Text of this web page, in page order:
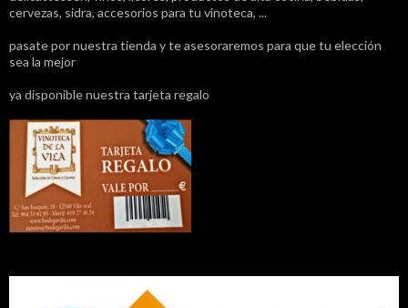
cervezas, sidra, accesorios para tu vinoteca, ...
pasate por nuestra tienda y te asesoraremos para que tu elección
sea la mejor
ya disponible nuestra tarjeta regalo